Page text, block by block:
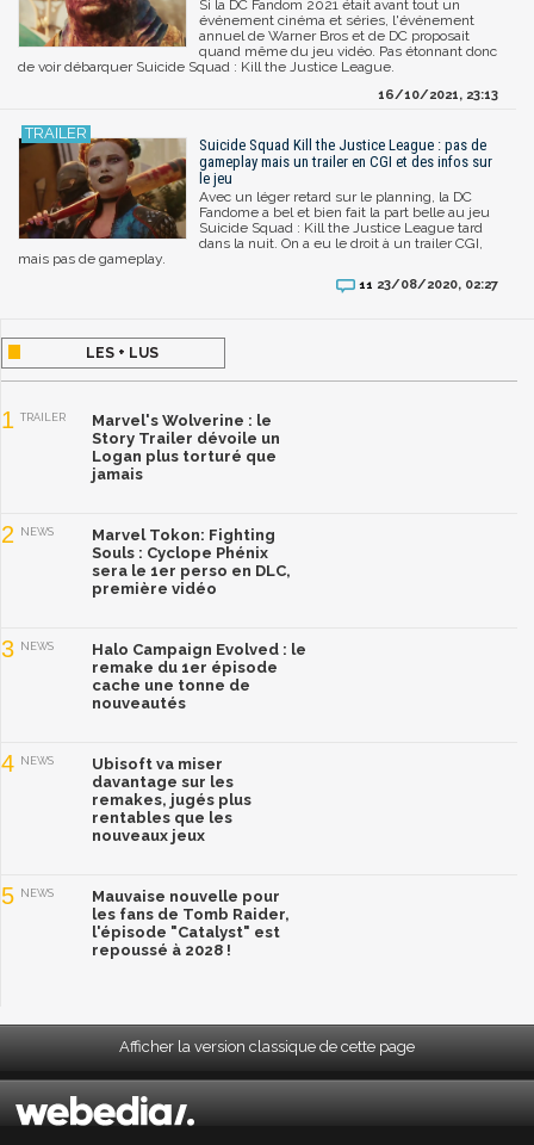
Si la DC Fandom 2021 était avant tout un
événement cinéma et séries, l'événement
annuel de Warner Bros et de DC proposait
quand même du jeu vidéo. Pas étonnant donc
de voir débarquer Suicide Squad : Kill the Justice League.
16/10/2021, 23:13
Suicide Squad Kill the Justice League : pas de
gameplay mais un trailer en CGI et des infos sur
le jeu
Avec un léger retard sur le planning, la DC
Fandome a bel et bien fait la part belle au jeu
Suicide Squad : Kill the Justice League tard
dans la nuit. On a eu le droit à un trailer CGI,
mais pas de gameplay.
11 23/08/2020, 02:27
LES + LUS
1 TRAILER
Marvel's Wolverine : le
Story Trailer dévoile un
Logan plus torturé que
jamais
2 NEWS
Marvel Tokon: Fighting
Souls : Cyclope Phénix
sera le 1er perso en DLC,
première vidéo
3 NEWS
Halo Campaign Evolved : le
remake du 1er épisode
cache une tonne de
nouveautés
4 NEWS
Ubisoft va miser
davantage sur les
remakes, jugés plus
rentables que les
nouveaux jeux
5 NEWS
Mauvaise nouvelle pour
les fans de Tomb Raider,
l'épisode "Catalyst" est
repoussé à 2028 !
Afficher la version classique de cette page